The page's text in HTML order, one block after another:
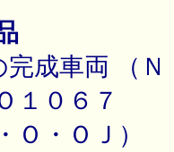
成車両 （Ｎ
１０６７
・ＯＪ）